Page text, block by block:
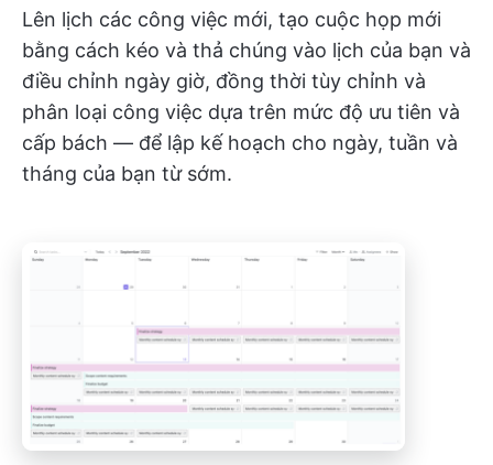
Lên lịch các công việc mới, tạo cuộc họp mới
bằng cách kéo và thả chúng vào lịch của bạn và
điều chỉnh ngày giờ, đồng thời tùy chỉnh và
phân loại công việc dựa trên mức độ ưu tiên và
cấp bách — để lập kế hoạch cho ngày, tuần và
tháng của bạn từ sớm.